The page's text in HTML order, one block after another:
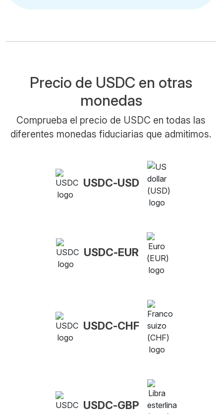
Precio de USDC en otras
monedas
Comprueba el precio de USDC en todas las
diferentes monedas fiduciarias que admitimos.
USDC-USD
USDC-EUR
USDC-CHF
USDC-GBP